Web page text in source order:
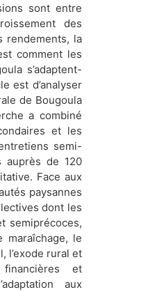
sont entre
des
rendements, la
comment les
s’adaptent-
est d’analyser
de Bougoula
a combiné
et les
semi-
auprès de 120
Face aux
paysannes
dont les
semiprécoces,
maraîchage, le
l’exode rural et
financières et
aux